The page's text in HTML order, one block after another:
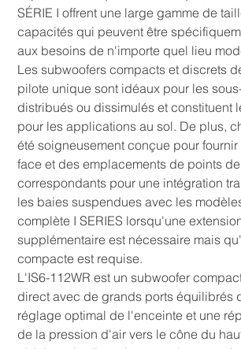
SÉRIE I offrent une large gamme de
capacités qui peuvent être
aux besoins de n'importe quel lieu
Les subwoofers compacts et discrets
pilote unique sont idéaux pour les
distribués ou dissimulés et constituent
pour les applications au sol. De plus,
été soigneusement conçue pour
face et des emplacements de points
correspondants pour une intégration
les baies suspendues avec les
complète I SERIES lorsqu'une
supplémentaire est nécessaire mais
compacte est requise.
L'IS6-112WR est un subwoofer
direct avec de grands ports équilibrés
réglage optimal de l'enceinte et une
de la pression d'air vers le cône du